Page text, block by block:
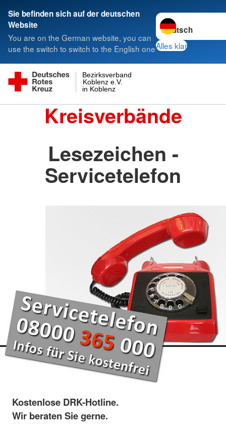
Sie befinden sich auf der deutschen
Website
You are on the German website, you can
use the switch to switch to the English one
Sprache wechseln
Alles klar
in Koblenz
Koblenz e.V.
Bezirksverband
Kreisverbände
Lesezeichen -
Servicetelefon
Kostenlose DRK-Hotline.
Wir beraten Sie gerne.